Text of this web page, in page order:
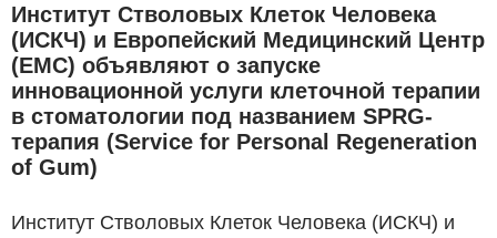
Институт Стволовых Клеток Человека
(ИСКЧ) и Европейский Медицинский Центр
(EMC) объявляют о запуске
инновационной услуги клеточной терапии
в стоматологии под названием SPRG-
терапия (Service for Personal Regeneration
of Gum)
Институт Стволовых Клеток Человека (ИСКЧ) и